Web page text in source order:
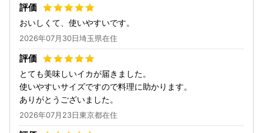
おいしくて、使いやすいです。
2026年07月30日埼玉県在住
とても美味しいイカが届きました。
使いやすいサイズですので料理に助かります。
ありがとうございました。
2026年07月23日東京都在住